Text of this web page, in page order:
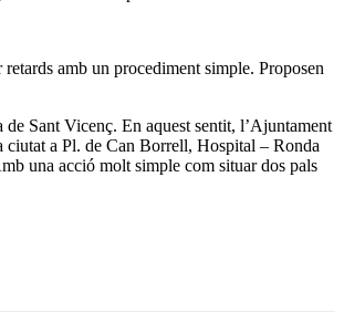
amb un procediment simple. Proposen
Sant Vicenç. En aquest sentit, l’Ajuntament
ciutat a Pl. de Can Borrell, Hospital – Ronda
una acció molt simple com situar dos pals